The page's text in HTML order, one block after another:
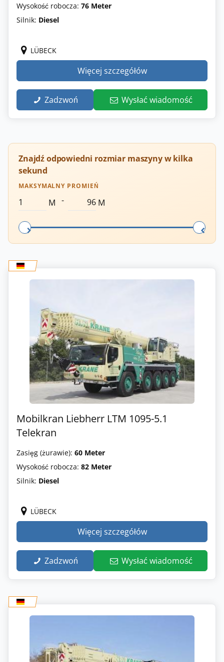
Wysokość robocza: 76 Meter
Silnik: Diesel
LÜBECK
Więcej szczegółów
Zadzwoń Wysłać wiadomość
Znajdź odpowiedni rozmiar maszyny w kilka
sekund
MAKSYMALNY PROMIEŃ
M - M
Mobilkran Liebherr LTM 1095-5.1
Telekran
Zasięg (żurawie): 60 Meter
Wysokość robocza: 82 Meter
Silnik: Diesel
LÜBECK
Więcej szczegółów
Zadzwoń Wysłać wiadomość